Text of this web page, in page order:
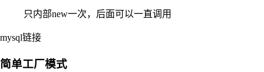
只内部new一次，后面可以一直调用
mysql链接
简单工厂模式